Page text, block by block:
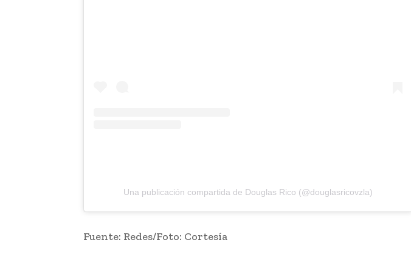
Una publicación compartida de Douglas Rico (@douglasricovzla)
Fuente: Redes/Foto: Cortesía